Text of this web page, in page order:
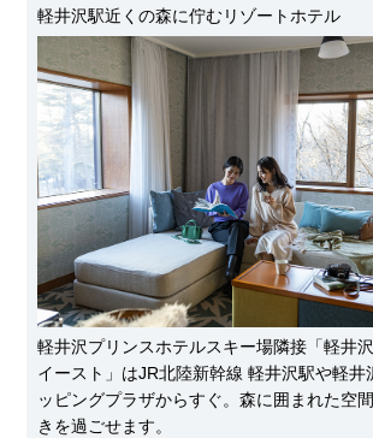
軽井沢駅近くの森に佇むリゾートホテル
軽井沢プリンスホテルスキー場隣接「軽井
イースト」はJR北陸新幹線 軽井沢駅や軽井
ッピングプラザからすぐ。森に囲まれた空
きを過ごせます。